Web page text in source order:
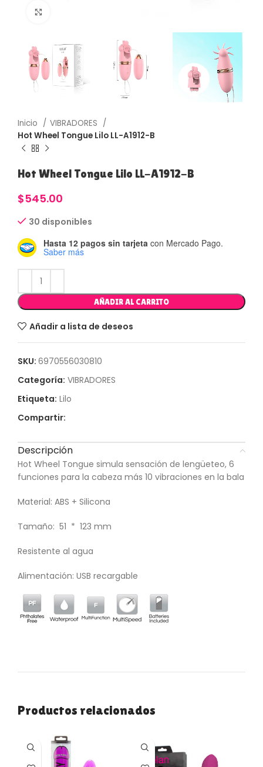
Inicio
VIBRADORES
Hot Wheel Tongue Lilo LL-A1912-B
Hot Wheel Tongue Lilo LL-A1912-B
$545.00
30 disponibles
Hasta 12 pagos sin tarjeta con Mercado Pago.
Saber más
AÑADIR AL CARRITO
Añadir a lista de deseos
SKU: 6970556030810
Categoría: VIBRADORES
Etiqueta: Lilo
Compartir:
Descripción
Hot Wheel Tongue simula sensación de lengüeteo, 6
funciones para la cabeza más 10 vibraciones en la bala
Material: ABS + Silicona
Tamaño: 51 * 123 mm
Resistente al agua
Alimentación: USB recargable
Productos relacionados